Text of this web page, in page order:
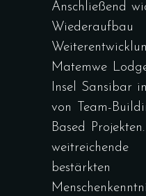
Anschließend
Matemwe
Insel Sansibar
von Team-
Based
weitreichende